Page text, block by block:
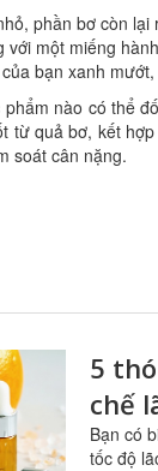
phần bơ còn
với một miếng
bạn xanh
nào có thể
từ quả bơ, kết
soát cân nặng.
5
chế
Bạn có
tốc độ